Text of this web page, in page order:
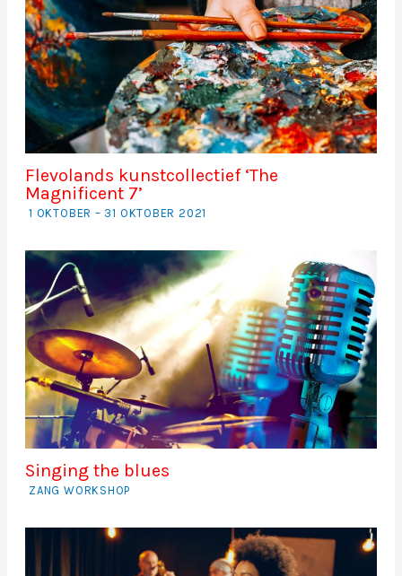
Flevolands kunstcollectief ‘The
Magnificent 7’
1 OKTOBER – 31 OKTOBER 2021
Singing the blues
ZANG WORKSHOP